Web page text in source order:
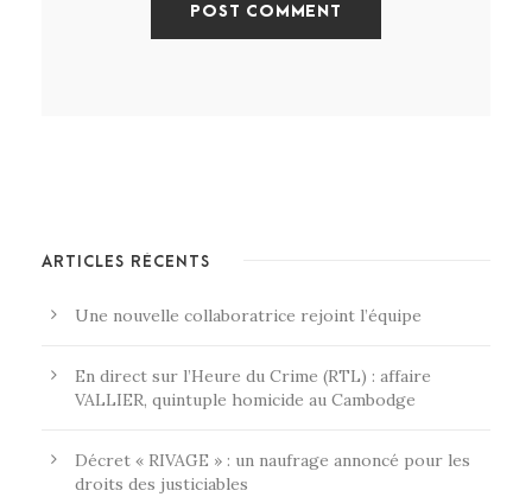
ARTICLES RÉCENTS
Une nouvelle collaboratrice rejoint l’équipe
En direct sur l’Heure du Crime (RTL) : affaire
VALLIER, quintuple homicide au Cambodge
Décret « RIVAGE » : un naufrage annoncé pour les
droits des justiciables